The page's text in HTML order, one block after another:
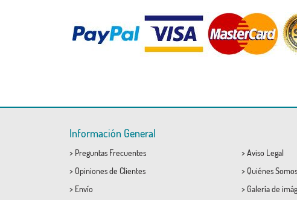
Información General
> Preguntas Frecuentes
> Opiniones de Clientes
> Envío
> Aviso Legal
> Quiénes Somos
> Galería de